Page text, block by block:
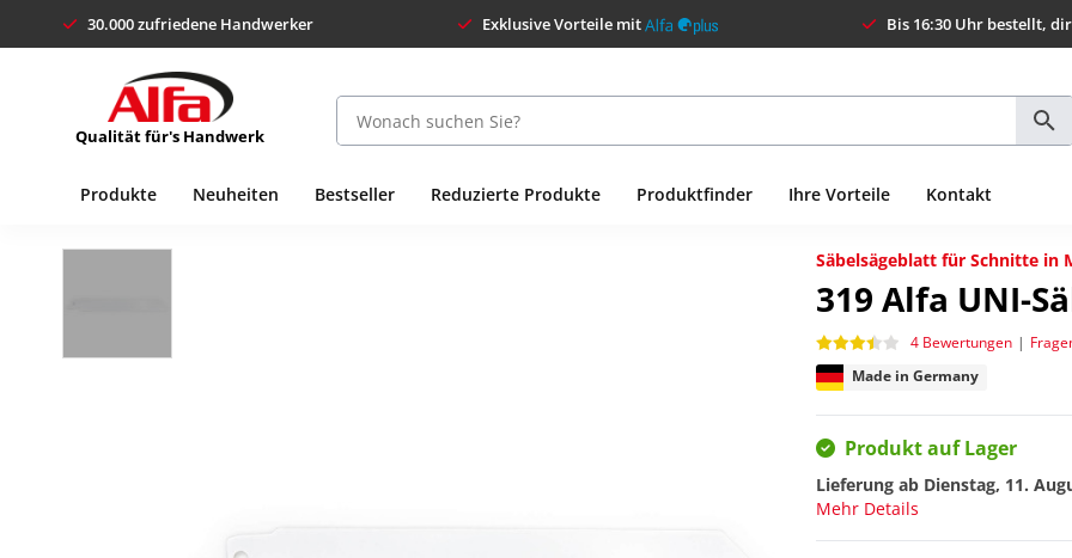
30.000 zufriedene Handwerker Exklusive Vorteile mit Bis 16:30 Uhr bestellt,
Qualität für's Handwerk
Produkte Neuheiten Bestseller Reduzierte Produkte Produktfinder Ihre Vorteile Kontakt
Säbelsägeblatt für Schnitte in
319 Alfa UNI-
4 Bewertungen |
Made in Germany
Produkt auf Lager
Lieferung ab Dienstag, 11.
Mehr Details